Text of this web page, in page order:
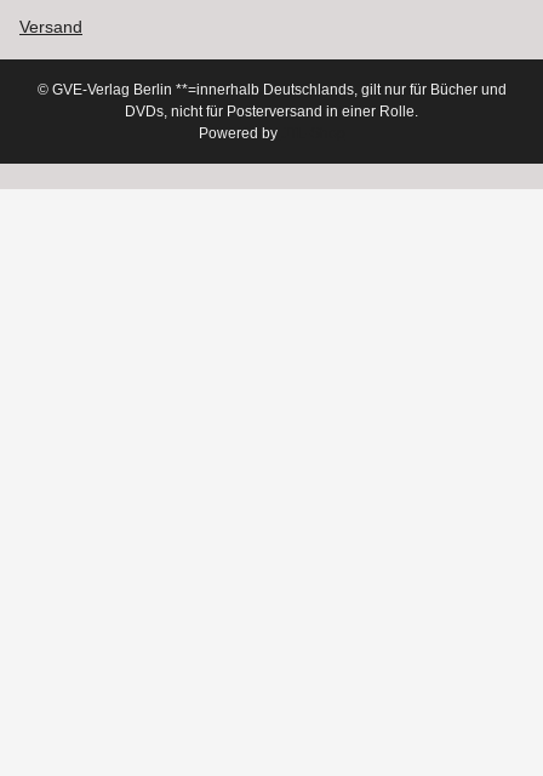
Versand
© GVE-Verlag Berlin **=innerhalb Deutschlands, gilt nur für Bücher und
DVDs, nicht für Posterversand in einer Rolle.
Powered by